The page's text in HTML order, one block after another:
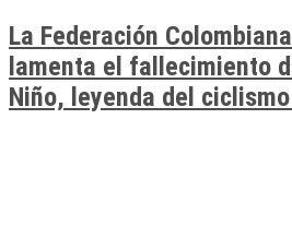
La Federación
lamenta el fallecimiento
Niño, leyenda del